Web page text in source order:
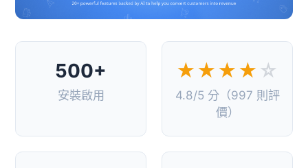
500+
安裝啟用
★★★★ ☆
4.8/5 分（997 則評
價）